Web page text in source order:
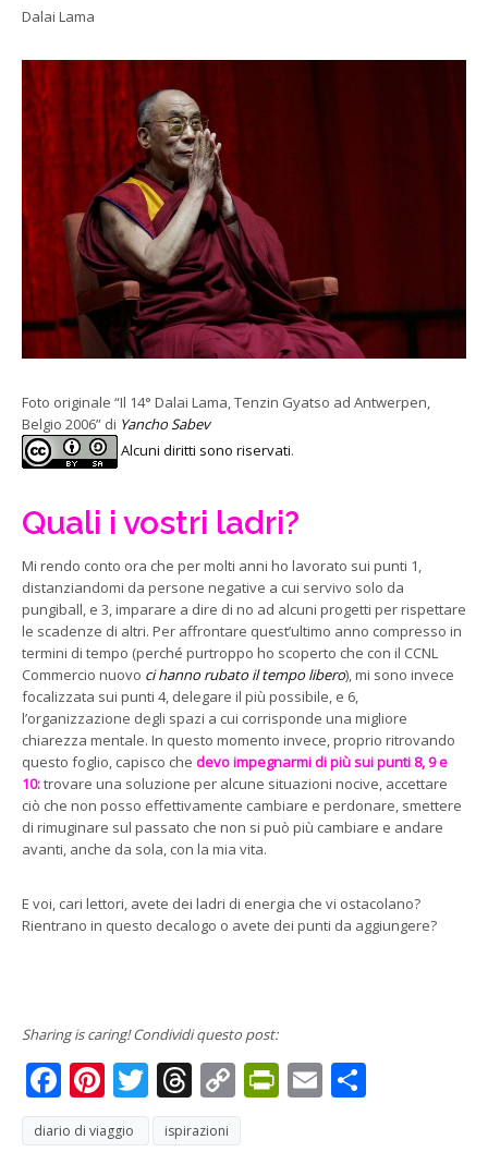
Dalai Lama
Foto originale “Il 14° Dalai Lama, Tenzin Gyatso ad Antwerpen,
Belgio 2006” di Yancho Sabev
Alcuni diritti sono riservati.
Quali i vostri ladri?
Mi rendo conto ora che per molti anni ho lavorato sui punti 1,
distanziandomi da persone negative a cui servivo solo da
pungiball, e 3, imparare a dire di no ad alcuni progetti per rispettare
le scadenze di altri. Per affrontare quest’ultimo anno compresso in
termini di tempo (perché purtroppo ho scoperto che con il CCNL
Commercio nuovo ci hanno rubato il tempo libero), mi sono invece
focalizzata sui punti 4, delegare il più possibile, e 6,
l’organizzazione degli spazi a cui corrisponde una migliore
chiarezza mentale. In questo momento invece, proprio ritrovando
questo foglio, capisco che devo impegnarmi di più sui punti 8, 9 e
10:trovare una soluzione per alcune situazioni nocive, accettare
ciò che non posso effettivamente cambiare e perdonare, smettere
di rimuginare sul passato che non si può più cambiare e andare
avanti, anche da sola, con la mia vita.
E voi, cari lettori, avete dei ladri di energia che vi ostacolano?
Rientrano in questo decalogo o avete dei punti da aggiungere?
Sharing is caring! Condividi questo post:
Facebook
Pinterest
Twitter
Threads
Copy
Link
PrintFriendly
Email
diario di viaggio ispirazioni